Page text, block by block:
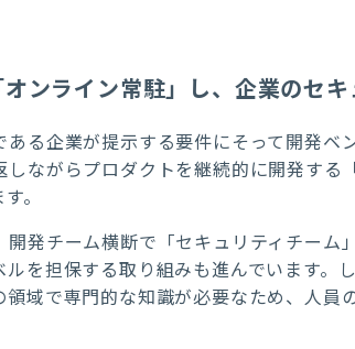
ンライン常駐」し、企業のセ
る企業が提示する要件にそって開発ベ
ながらプロダクトを継続的に開発する
。
発チーム横断で「セキュリティチーム
を担保する取り組みも進んでいます。
域で専門的な知識が必要なため、人員